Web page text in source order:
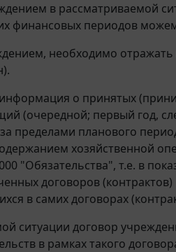
в рассматриваемой
финансовых периодов
необходимо
о принятых
(очередной; первый год,
пределами планового
хозяйственной
"Обязательства", т.е. в
договоров
в самих договорах
ситуации договор
в рамках такого